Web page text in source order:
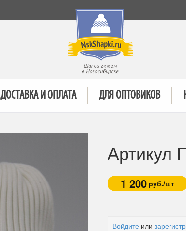
ДОСТАВКА И ОПЛАТА ДЛЯ ОПТОВИКОВ
Артикул
1 200 руб./шт
Войдите или